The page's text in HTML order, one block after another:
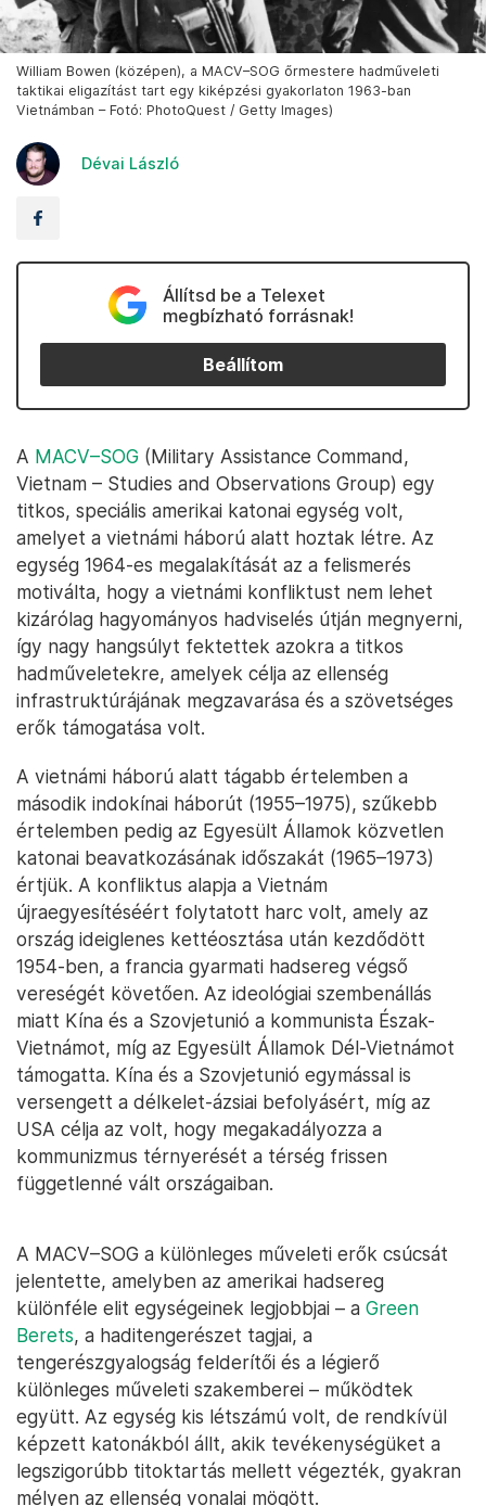
William Bowen (középen), a MACV–SOG őrmestere hadműveleti
taktikai eligazítást tart egy kiképzési gyakorlaton 1963-ban
Vietnámban – Fotó: PhotoQuest / Getty Images)
Dévai László
Állítsd be a Telexet
megbízható forrásnak!
Beállítom
A MACV–SOG (Military Assistance Command,
Vietnam – Studies and Observations Group) egy
titkos, speciális amerikai katonai egység volt,
amelyet a vietnámi háború alatt hoztak létre. Az
egység 1964-es megalakítását az a felismerés
motiválta, hogy a vietnámi konfliktust nem lehet
kizárólag hagyományos hadviselés útján megnyerni,
így nagy hangsúlyt fektettek azokra a titkos
hadműveletekre, amelyek célja az ellenség
infrastruktúrájának megzavarása és a szövetséges
erők támogatása volt.
A vietnámi háború alatt tágabb értelemben a
második indokínai háborút (1955–1975), szűkebb
értelemben pedig az Egyesült Államok közvetlen
katonai beavatkozásának időszakát (1965–1973)
értjük. A konfliktus alapja a Vietnám
újraegyesítéséért folytatott harc volt, amely az
ország ideiglenes kettéosztása után kezdődött
1954-ben, a francia gyarmati hadsereg végső
vereségét követően. Az ideológiai szembenállás
miatt Kína és a Szovjetunió a kommunista Észak-
Vietnámot, míg az Egyesült Államok Dél-Vietnámot
támogatta. Kína és a Szovjetunió egymással is
versengett a délkelet-ázsiai befolyásért, míg az
USA célja az volt, hogy megakadályozza a
kommunizmus térnyerését a térség frissen
függetlenné vált országaiban.
A MACV–SOG a különleges műveleti erők csúcsát
jelentette, amelyben az amerikai hadsereg
különféle elit egységeinek legjobbjai – a Green
Berets, a haditengerészet tagjai, a
tengerészgyalogság felderítői és a légierő
különleges műveleti szakemberei – működtek
együtt. Az egység kis létszámú volt, de rendkívül
képzett katonákból állt, akik tevékenységüket a
legszigorúbb titoktartás mellett végezték, gyakran
mélyen az ellenség vonalai mögött.